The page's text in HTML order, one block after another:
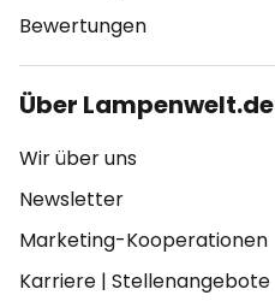
Bewertungen
Über Lampenwelt.de
Wir über uns
Newsletter
Marketing-Kooperationen
Karriere | Stellenangebote